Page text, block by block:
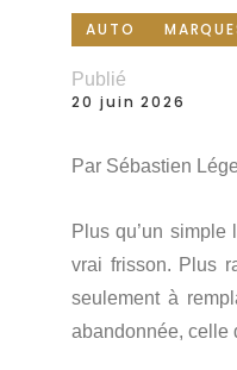
AUTO
Publié
20 juin 2026
Par Sébastien
Plus qu’un simple
vrai frisson. Plus
seulement à
abandonnée, celle